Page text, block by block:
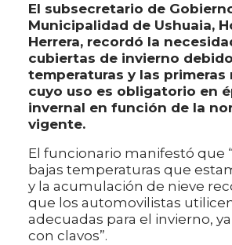
El subsecretario de
Municipalidad de Ushuaia,
Herrera, recordó la
cubiertas de invierno
temperaturas y las primeras
cuyo uso es obligatorio en
invernal en función de la
vigente.
El funcionario manifestó que
bajas temperaturas que
y la acumulación de nieve
que los automovilistas
adecuadas para el invierno,
con clavos”.